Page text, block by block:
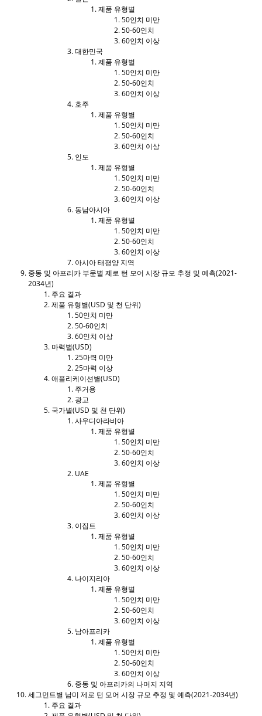
제품 유형별
50인치 미만
50-60인치
60인치 이상
대한민국
제품 유형별
50인치 미만
50-60인치
60인치 이상
호주
제품 유형별
50인치 미만
50-60인치
60인치 이상
인도
제품 유형별
50인치 미만
50-60인치
60인치 이상
동남아시아
제품 유형별
50인치 미만
50-60인치
60인치 이상
아시아 태평양 지역
중동 및 아프리카 부문별 제로 턴 모어 시장 규모 추정 및 예측(2021-
2034년)
주요 결과
제품 유형별(USD 및 천 단위)
50인치 미만
50-60인치
60인치 이상
마력별(USD)
25마력 미만
25마력 이상
애플리케이션별(USD)
주거용
광고
국가별(USD 및 천 단위)
사우디아라비아
제품 유형별
50인치 미만
50-60인치
60인치 이상
UAE
제품 유형별
50인치 미만
50-60인치
60인치 이상
이집트
제품 유형별
50인치 미만
50-60인치
60인치 이상
나이지리아
제품 유형별
50인치 미만
50-60인치
60인치 이상
남아프리카
제품 유형별
50인치 미만
50-60인치
60인치 이상
중동 및 아프리카의 나머지 지역
세그먼트별 남미 제로 턴 모어 시장 규모 추정 및 예측(2021-2034년)
주요 결과